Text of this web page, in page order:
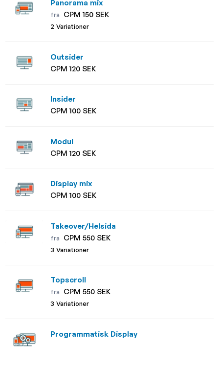
Panorama mix
fra CPM 150 SEK
2 Variationer
Outsider
CPM 120 SEK
Insider
CPM 100 SEK
Modul
CPM 120 SEK
Display mix
CPM 100 SEK
Takeover/Helsida
fra CPM 550 SEK
3 Variationer
Topscroll
fra CPM 550 SEK
3 Variationer
Programmatisk Display